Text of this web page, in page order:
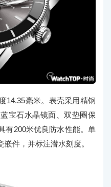
14.35毫米。表壳采用精钢
宝石水晶镜面、双垫圈保
有200米优良防水性能。单
件，并标注潜水刻度。